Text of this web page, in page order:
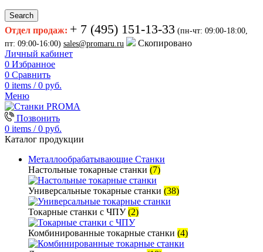
Search
Отдел продаж: + 7 (495) 151-13-33 (пн-чт: 09:00-18:00,
пт: 09:00-16:00) sales@promaru.ru
Скопировано
Личный кабинет
0 Избранное
0 Сравнить
0 items / 0 руб.
Меню
Позвонить
0 items / 0 руб.
Каталог продукции
Металлообрабатывающие Станки
Настольные токарные станки (7)
Универсальные токарные станки (38)
Токарные станки с ЧПУ(2)
Комбинированные токарные станки (4)